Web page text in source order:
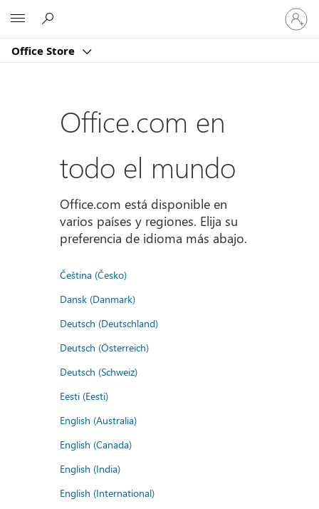
Office Store
Iniciar
sesión
en
cuenta
Office.com en
todo el mundo
Office.com está disponible en
varios países y regiones. Elija su
preferencia de idioma más abajo.
Čeština (Česko)
Dansk (Danmark)
Deutsch (Deutschland)
Deutsch (Österreich)
Deutsch (Schweiz)
Eesti (Eesti)
English (Australia)
English (Canada)
English (India)
English (International)